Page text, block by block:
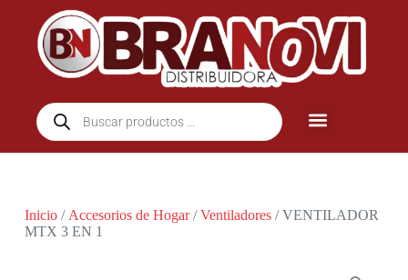
Inicio/ Accesorios de Hogar/Ventiladores/ VENTILADOR
MTX 3 EN 1